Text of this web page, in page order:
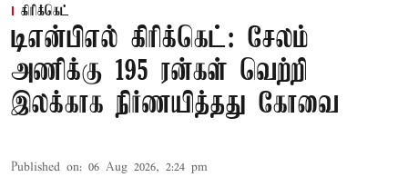
கிரிக்கெட்
டிஎன்பிஎல் கிரிக்கெட்: சேலம்
அணிக்கு 195 ரன்கள் வெற்றி
இலக்காக நிர்ணயித்தது கோவை
Published on: 06 Aug 2026, 2:24 pm